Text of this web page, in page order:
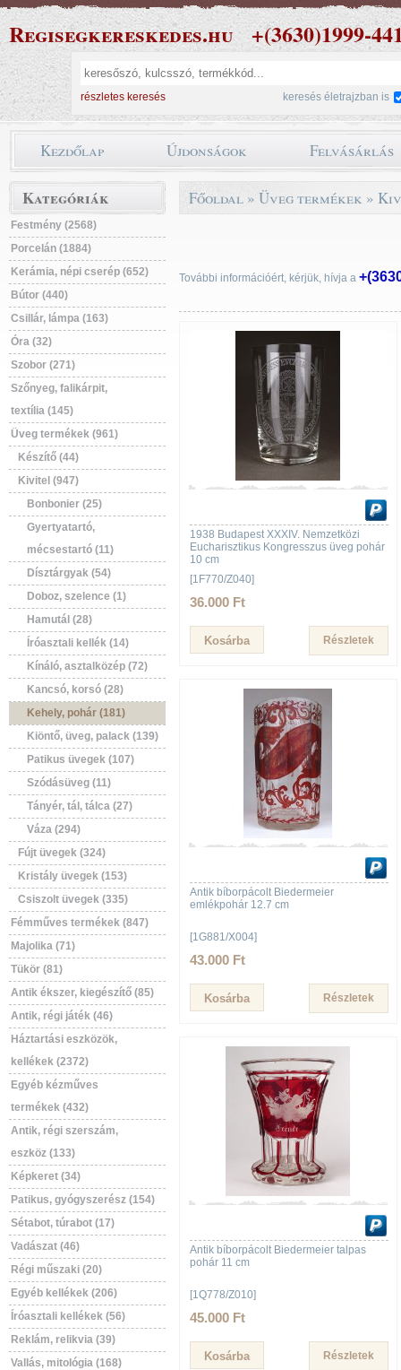
Regisegkereskedes.hu +(3630)1999-
részletes keresés keresés életrajzban is
Kezdőlap Újdonságok Felvásárlás
Kategóriák
Festmény (2568)
Porcelán (1884)
Kerámia, népi cserép (652)
Bútor (440)
Csillár, lámpa (163)
Óra (32)
Szobor (271)
Szőnyeg, falikárpit,
textília (145)
Üveg termékek (961)
Készítő (44)
Kivitel (947)
Bonbonier (25)
Gyertyatartó,
mécsestartó (11)
Dísztárgyak (54)
Doboz, szelence (1)
Hamutál (28)
Íróasztali kellék (14)
Kínáló, asztalközép (72)
Kancsó, korsó (28)
Kehely, pohár (181)
Kiöntő, üveg, palack (139)
Patikus üvegek (107)
Szódásüveg (11)
Tányér, tál, tálca (27)
Váza (294)
Fújt üvegek (324)
Kristály üvegek (153)
Csiszolt üvegek (335)
Fémműves termékek (847)
Majolika (71)
Tükör (81)
Antik ékszer, kiegészítő (85)
Antik, régi játék (46)
Háztartási eszközök,
kellékek (2372)
Egyéb kézműves
termékek (432)
Antik, régi szerszám,
eszköz (133)
Képkeret (34)
Patikus, gyógyszerész (154)
Sétabot, túrabot (17)
Vadászat (46)
Régi műszaki (20)
Egyéb kellékek (206)
Íróasztali kellékek (56)
Reklám, relikvia (39)
Vallás, mitológia (168)
Főoldal » Üveg termékek »
További információért, kérjük, hívja a
1938 Budapest XXXIV. Nemzetközi
Eucharisztikus Kongresszus üveg pohár
10 cm
[1F770/Z040]
36.000 Ft
Részletek
Antik bíborpácolt Biedermeier
emlékpohár 12.7 cm
[1G881/X004]
43.000 Ft
Részletek
Antik bíborpácolt Biedermeier talpas
pohár 11 cm
[1Q778/Z010]
45.000 Ft
Részletek